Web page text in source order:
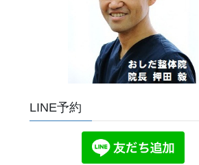
LINE予約